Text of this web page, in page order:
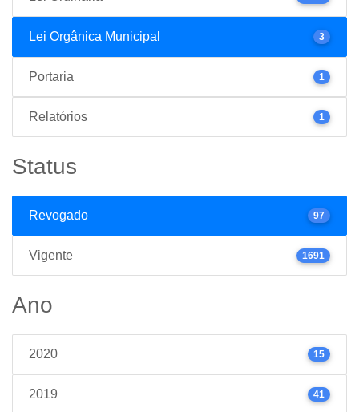
Lei Orgânica Municipal 3
Portaria 1
Relatórios 1
Status
Revogado 97
Vigente 1691
Ano
2020 15
2019 41